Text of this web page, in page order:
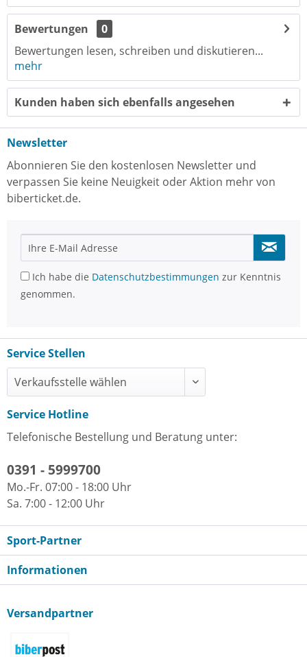
Bewertungen
0
Bewertungen lesen, schreiben und diskutieren...
mehr
Kunden haben sich ebenfalls angesehen
Newsletter
Abonnieren Sie den kostenlosen Newsletter und
verpassen Sie keine Neuigkeit oder Aktion mehr von
biberticket.de.
Ich habe die Datenschutzbestimmungen zur Kenntnis
genommen.
Service Stellen
Service Hotline
Telefonische Bestellung und Beratung unter:
0391 - 5999700
Mo.-Fr. 07:00 - 18:00 Uhr
Sa. 7:00 - 12:00 Uhr
Sport-Partner
Informationen
Versandpartner